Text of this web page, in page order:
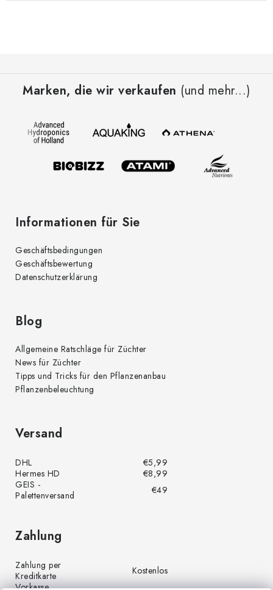
Marken, die wir verkaufen (und mehr...)
Informationen für Sie
Geschäftsbedingungen
Geschäftsbewertung
Datenschutzerklärung
Blog
Allgemeine Ratschläge für Züchter
News für Züchter
Tipps und Tricks für den Pflanzenanbau
Pflanzenbeleuchtung
Versand
DHL
€5,99
Hermes HD
€8,99
GEIS -
Palettenversand
€49
Zahlung
Zahlung per
Kreditkarte
Kostenlos
Vorkasse